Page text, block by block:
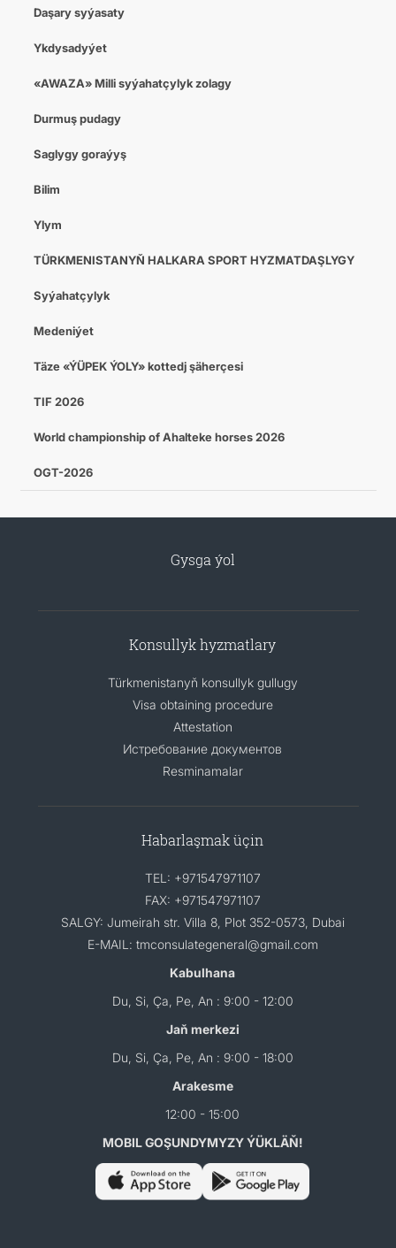
Daşary syýasaty
Ykdysadyýet
«AWAZA» Milli syýahatçylyk zolagy
Durmuş pudagy
Saglygy goraýyş
Bilim
Ylym
TÜRKMENISTANYŇ HALKARA SPORT HYZMATDAŞLYGY
Syýahatçylyk
Medeniýet
Täze «ÝÜPEK ÝOLY» kottedj şäherçesi
TIF 2026
World championship of Ahalteke horses 2026
OGT-2026
Gysga ýol
Konsullyk hyzmatlary
Türkmenistanyň konsullyk gullugy
Visa obtaining procedure
Attestation
Истребование документов
Resminamalar
Habarlaşmak üçin
TEL: +971547971107
FAX: +971547971107
SALGY: Jumeirah str. Villa 8, Plot 352-0573, Dubai
E-MAIL: tmconsulategeneral@gmail.com
Kabulhana
Du, Si, Ça, Pe, An : 9:00 - 12:00
Jaň merkezi
Du, Si, Ça, Pe, An : 9:00 - 18:00
Arakesme
12:00 - 15:00
MOBIL GOŞUNDYMYZY ÝÜKLÄŇ!